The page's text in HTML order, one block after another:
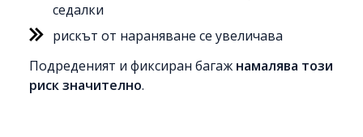
седалки
рискът от нараняване се увеличава
Подреденият и фиксиран багаж намалява този
риск значително.